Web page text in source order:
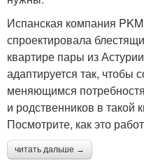
Испанская компания
спроектировала
квартире пары из
адаптируется так, чтобы
меняющимся
и родственников в такой
Посмотрите, как это
читать дальше →